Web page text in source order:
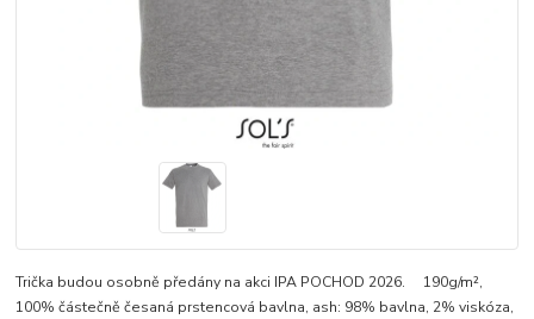
Trička budou osobně předány na akci IPA POCHOD 2026. 190g/m²,
100% částečně česaná prstencová bavlna, ash: 98% bavlna, 2% viskóza,